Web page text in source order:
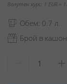
Валутен курс: 1 EUR =
Обем: 0.7 л.
Брой в